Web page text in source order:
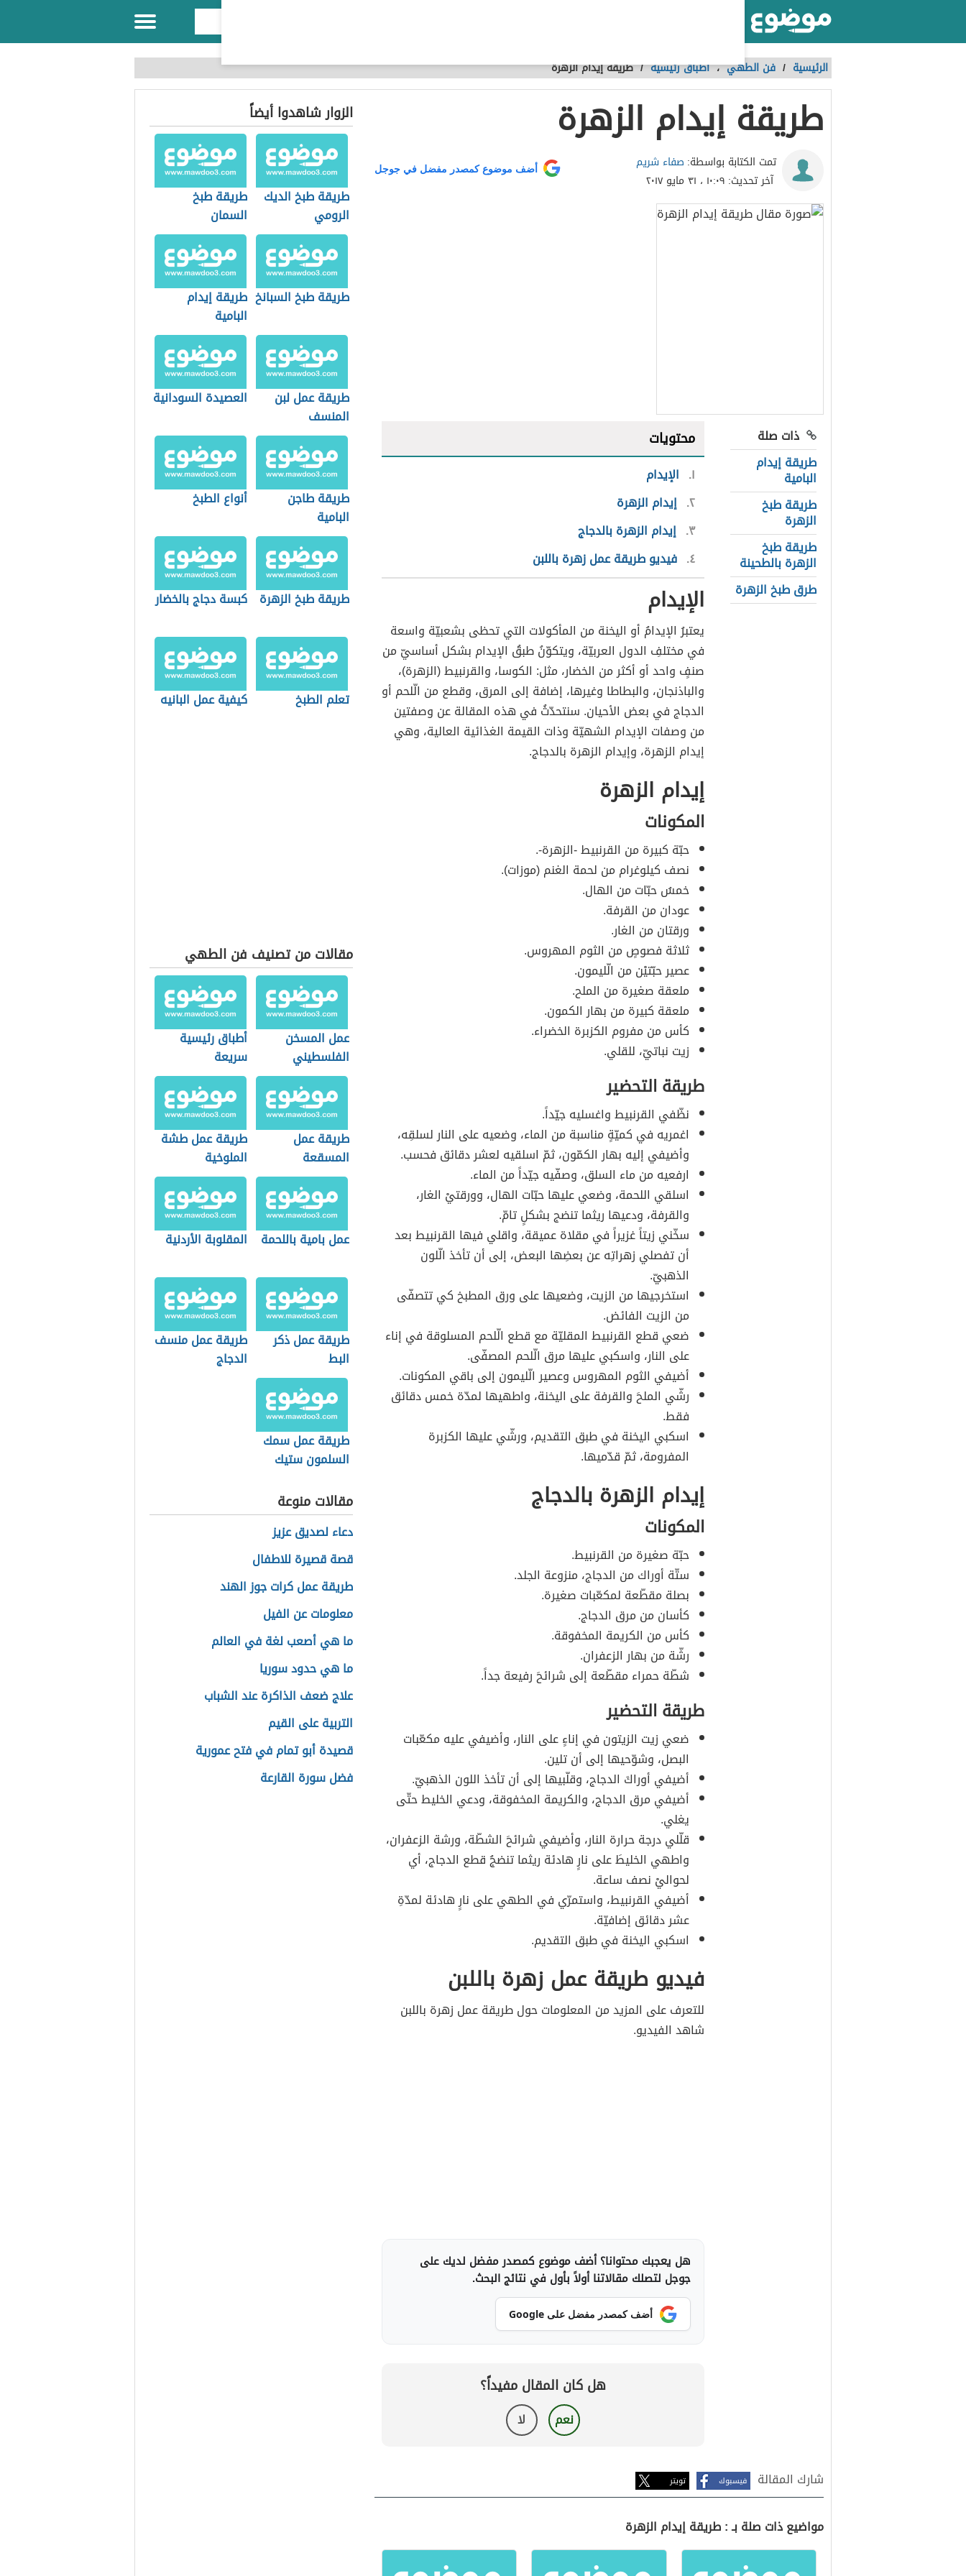
الرئيسية / فن الطهي،أطباق رئيسية /طريقة إيدام الزهرة
طريقة إيدام الزهرة
تمت الكتابة بواسطة: صفاء شريم
آخر تحديث: ١٠:٠٩ ، ٣١ مايو ٢٠١٧
أضف موضوع كمصدر مفضل في جوجل
ذات صلة
طريقة إيدام
البامية
طريقة طبخ
الزهرة
طريقة طبخ
الزهرة بالطحينة
طرق طبخ الزهرة
محتويات
١ الإيدام
٢ إيدام الزهرة
٣ إيدام الزهرة بالدجاج
٤ فيديو طريقة عمل زهرة باللبن
الإيدام
يعتبرُ الإيدامُ أو اليخنة من المأكولات التي تحظى بشعبيّة واسعة
في مختلفِ الدول العربيّة، ويتكوّنُ طبقُ الإيدام بشكل أساسيّ من
صنفٍ واحد أو أكثر من الخضار، مثل: الكوسا، والقرنبيط (الزهرة)،
والباذنجان، والبطاطا وغيرها، إضافة إلى المرق، وقطع من الّلحم أو
الدجاج في بعض الأحيان. سنتحدّثُ في هذه المقالة عن وصفتين
من وصفات الإيدام الشهيّة وذات القيمة الغذائية العالية، وهي
إيدام الزهرة، وإيدام الزهرة بالدجاج.
إيدام الزهرة
المكونات
حبّة كبيرة من القرنبيط -الزهرة-.
نصف كيلوغرام من لحمة الغنم (موزات).
خمسُ حبّات من الهال.
عودان من القرفة.
ورقتان من الغار.
ثلاثة فصوصٍ من الثوم المهروس.
عصير حبّتيْن من الّليمون.
ملعقة صغيرة من الملح.
ملعقة كبيرة من بهار الكمون.
كأس من مفروم الكزبرة الخضراء.
زيت نباتيّ، للقلي.
طريقة التحضير
نظّفي القرنبيط واغسليه جيّداً.
اغمريه في كميّةٍ مناسبة من الماء، وضعيه على النار لسلقِه،
وأضيفي إليه بهار الكمّون، ثمّ اسلقيه لعشر دقائق فحسب.
ارفعيه من ماء السلق، وصفّيه جيّداً من الماء.
اسلقي اللحمة، وضعي عليها حبّات الهال، وورقتيْ الغار،
والقرفة، ودعيها ريثما تنضج بشكلٍ تامّ.
سخّني زيتاً غزيراً في مقلاة عميقة، واقلي فيها القرنبيط بعد
أن تفصلي زهراتِه عن بعضِها البعض، إلى أن تأخذ الّلون
الذهبيّ.
استخرجيها من الزيت، وضعيها على ورق المطبخ كي تتصفّى
من الزيت الفائض.
ضعي قطع القرنبيط المقليّة مع قطع الّلحم المسلوقة في إناء
على النار، واسكبي عليها مرق الّلحم المصفّى.
أضيفي الثوم المهروس وعصير الّليمون إلى باقي المكونات.
رشّي الملحَ والقرفة على اليخنة، واطهيها لمدّة خمس دقائق
فقط.
اسكبي اليخنة في طبق التقديم، ورشّي عليها الكزبرة
المفرومة، ثمّ قدّميها.
إيدام الزهرة بالدجاج
المكونات
حبّة صغيرة من القرنبيط.
ستّة أوراك من الدجاج، منزوعة الجلد.
بصلة مقطّعة لمكعّبات صغيرة.
كأسان من مرق الدجاج.
كأس من الكريمة المخفوقة.
رشّة من بهار الزعفران.
شطّة حمراء مقطّعة إلى شرائحَ رفيعة جداً.
طريقة التحضير
ضعي زيت الزيتون في إناءٍ على النار، وأضيفي عليه مكعّبات
البصل، وشوّحيها إلى أن تلين.
أضيفي أوراكَ الدجاج، وقلّبيها إلى أن تأخذ اللون الذهبيّ.
أضيفي مرق الدجاج، والكريمة المخفوقة، ودعي الخليط حتّى
يغلي.
قلّلي درجة حرارة النار، وأضيفي شرائحَ الشطّة، ورشة الزعفران،
واطهي الخليطَ على نارٍ هادئة ريثما تنضجُ قطع الدجاج، أي
لحواليْ نصف ساعة.
أضيفي القرنبيط، واستمرّي في الطهي على نارٍ هادئة لمدّةِ
عشر دقائق إضافيّة.
اسكبي اليخنة في طبق التقديم.
فيديو طريقة عمل زهرة باللبن
للتعرف على المزيد من المعلومات حول طريقة عمل زهرة باللبن
شاهد الفيديو.
هل يعجبك محتوانا؟ أضف موضوع كمصدر مفضل لديك على
جوجل لتصلك مقالاتنا أولاً بأول في نتائج البحث.
أضف كمصدر مفضل على Google
هل كان المقال مفيداً؟
نعم لا
شارك المقالة فيسبوك تويتر
مواضيع ذات صلة بـ : طريقة إيدام الزهرة
الزوار شاهدوا أيضاً
طريقة طبخ الديك
الرومي
طريقة طبخ
السمان
طريقة طبخ السبانخ طريقة إيدام
البامية
طريقة عمل لبن
المنسف
العصيدة السودانية
طريقة طاجن
البامية
أنواع الطبخ
طريقة طبخ الزهرة كبسة دجاج بالخضار
تعلم الطبخ كيفية عمل البانيه
مقالات من تصنيف فن الطهي
عمل المسخن
الفلسطيني
أطباق رئيسية
سريعة
طريقة عمل
المسقعة
طريقة عمل طشة
الملوخية
عمل بامية باللحمة المقلوبة الأردنية
طريقة عمل ذكر
البط
طريقة عمل منسف
الدجاج
طريقة عمل سمك
السلمون ستيك
مقالات منوعة
دعاء لصديق عزيز
قصة قصيرة للاطفال
طريقة عمل كرات جوز الهند
معلومات عن الفيل
ما هي أصعب لغة في العالم
ما هي حدود سوريا
علاج ضعف الذاكرة عند الشباب
التربية على القيم
قصيدة أبو تمام في فتح عمورية
فضل سورة القارعة